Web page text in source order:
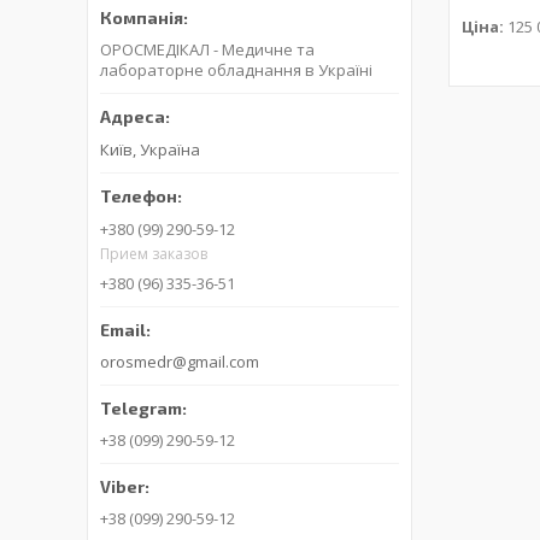
Ціна: 125
ОРОСМЕДІКАЛ - Медичне та
лабораторне обладнання в Україні
Київ, Україна
+380 (99) 290-59-12
Прием заказов
+380 (96) 335-36-51
orosmedr@gmail.com
+38 (099) 290-59-12
+38 (099) 290-59-12